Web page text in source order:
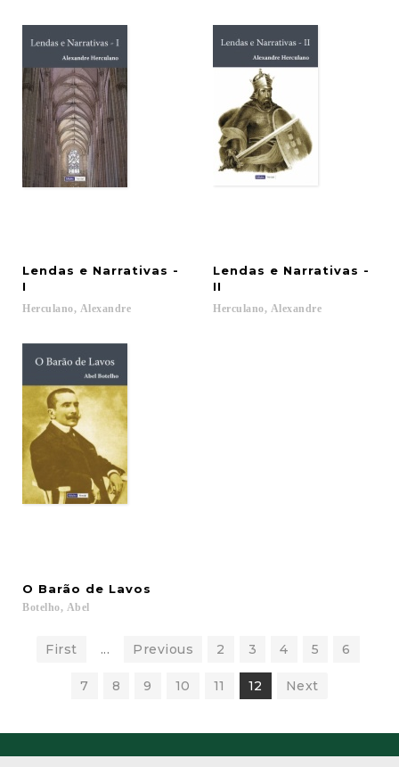
Lendas e Narrativas -
I
Herculano, Alexandre
Lendas e Narrativas -
II
Herculano, Alexandre
O Barão de Lavos
Botelho, Abel
First ... Previous 2 3 4 5 6
7 8 9 10 11 12 Next